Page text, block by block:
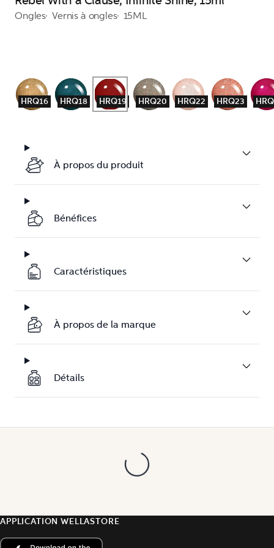
Ongles Vernis à ongles 15ML
HRQ16 HRQ18 HRQ19 HRQ20 HRQ22 HRQ23
À propos du produit
Bénéfices
Caractéristiques
À propos de la marque
Détails
APPLICATION WELLASTORE